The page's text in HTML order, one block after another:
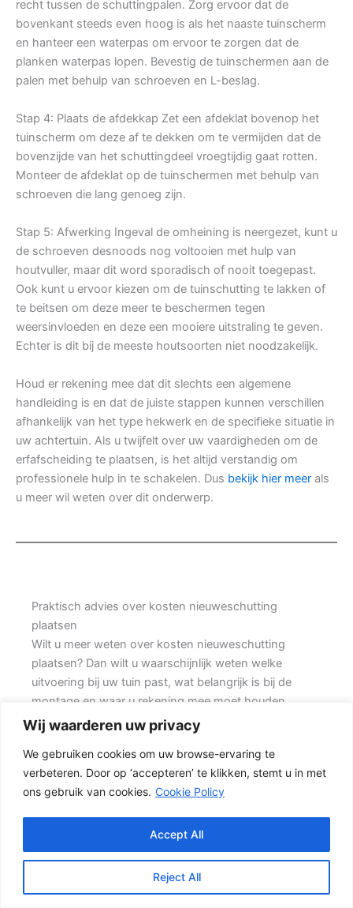
Wij waarderen uw privacy
We gebruiken cookies om uw browse-ervaring te
verbeteren. Door op ‘accepteren’ te klikken, stemt u in met
ons gebruik van cookies. Cookie Policy
Reject All
Accept All
recht tussen de schuttingpalen. Zorg ervoor dat de
bovenkant steeds even hoog is als het naaste tuinscherm
en hanteer een waterpas om ervoor te zorgen dat de
planken waterpas lopen. Bevestig de tuinschermen aan de
palen met behulp van schroeven en L-beslag.
Stap 4: Plaats de afdekkap Zet een afdeklat bovenop het
tuinscherm om deze af te dekken om te vermijden dat de
bovenzijde van het schuttingdeel vroegtijdig gaat rotten.
Monteer de afdeklat op de tuinschermen met behulp van
schroeven die lang genoeg zijn.
Stap 5: Afwerking Ingeval de omheining is neergezet, kunt u
de schroeven desnoods nog voltooien met hulp van
houtvuller, maar dit word sporadisch of nooit toegepast.
Ook kunt u ervoor kiezen om de tuinschutting te lakken of
te beitsen om deze meer te beschermen tegen
weersinvloeden en deze een mooiere uitstraling te geven.
Echter is dit bij de meeste houtsoorten niet noodzakelijk.
Houd er rekening mee dat dit slechts een algemene
handleiding is en dat de juiste stappen kunnen verschillen
afhankelijk van het type hekwerk en de specifieke situatie in
uw achtertuin. Als u twijfelt over uw vaardigheden om de
erfafscheiding te plaatsen, is het altijd verstandig om
professionele hulp in te schakelen. Dus bekijk hier meer als
u meer wil weten over dit onderwerp.
Praktisch advies over kosten nieuweschutting
plaatsen
Wilt u meer weten over kosten nieuweschutting
plaatsen? Dan wilt u waarschijnlijk weten welke
uitvoering bij uw tuin past, wat belangrijk is bij de
montage en waar u rekening mee moet houden
voordat u een offerte aanvraagt. Prins Schuttingen
over een mooie oplossing.
Een nette tuinafscheiding vraagt om meer dan alleen
een paar schermen en palen. Wilt u zo min mogelijk
onderhoud, dan is een betonschutting of hout-beton
combinatie vaak een slimme keuze. Daarom is
persoonlijk advies vaak beter dan alleen online een
standaardprijs bekijken.